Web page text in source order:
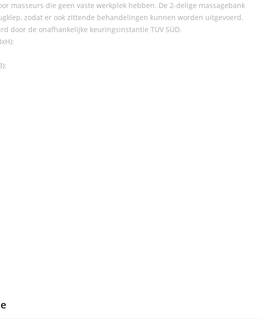
masseurs die geen vaste werkplek hebben. De 2-delige massagebank
zodat er ook zittende behandelingen kunnen worden uitgevoerd.
door de onafhankelijke keuringsinstantie TÜV SÜD.